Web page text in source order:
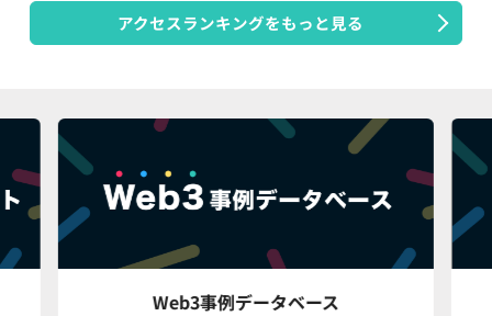
アクセスランキングをもっと見る
Web3事例データベース